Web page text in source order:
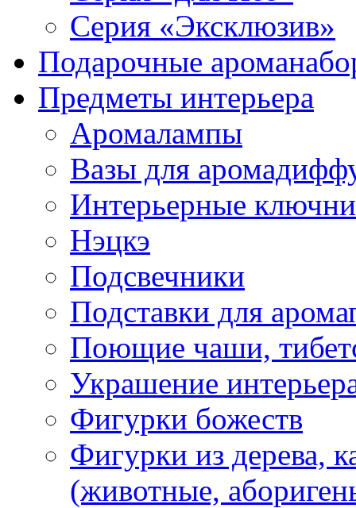
Серия «Эксклюзив»
Подарочные
Предметы интерьера
Аромалампы
Вазы для
Интерьерные
Нэцкэ
Подсвечники
Подставки для
Поющие чаши,
Украшение
Фигурки божеств
Фигурки из дерева,
(животные,